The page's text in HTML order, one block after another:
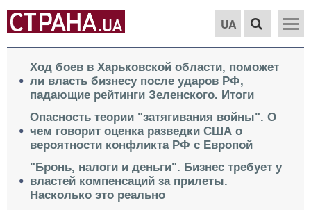
UA
Ход боев в Харьковской области, поможет
ли власть бизнесу после ударов РФ,
падающие рейтинги Зеленского. Итоги
Опасность теории "затягивания войны". О
чем говорит оценка разведки США о
вероятности конфликта РФ с Европой
"Бронь, налоги и деньги". Бизнес требует у
властей компенсаций за прилеты.
Насколько это реально